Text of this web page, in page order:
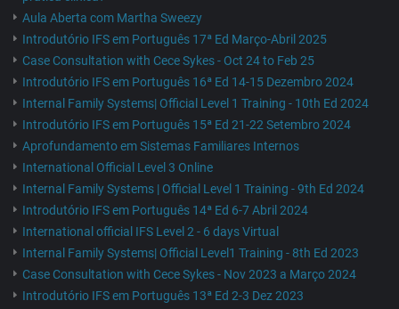
Aula Aberta com Martha Sweezy
Introdutório IFS em Português 17ª Ed Março-Abril 2025
Case Consultation with Cece Sykes - Oct 24 to Feb 25
Introdutório IFS em Português 16ª Ed 14-15 Dezembro 2024
Internal Family Systems| Official Level 1 Training - 10th Ed 2024
Introdutório IFS em Português 15ª Ed 21-22 Setembro 2024
Aprofundamento em Sistemas Familiares Internos
International Official Level 3 Online
Internal Family Systems | Official Level 1 Training - 9th Ed 2024
Introdutório IFS em Português 14ª Ed 6-7 Abril 2024
International official IFS Level 2 - 6 days Virtual
Internal Family Systems| Official Level1 Training - 8th Ed 2023
Case Consultation with Cece Sykes - Nov 2023 a Março 2024
Introdutório IFS em Português 13ª Ed 2-3 Dez 2023